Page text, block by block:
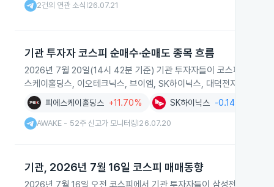
2건의 연관 소식 26.07.21
기관 투자자 코스피 순매수·순매도 종목 흐름
2026년 7월 20일(14시 42분 기준) 기관 투자자들이 코스피에서 네
스케이홀딩스, 이오테크닉스, 브이엠, SK하이닉스, 대덕전자는 순매
피에스케이홀딩스 +11.70% SK하이닉스 -0.14%
AWAKE - 52주 신고가 모니터링 26.07.20
기관, 2026년 7월 16일 코스피 매매동향
2026년 7월 16일 오전 코스피에서 기관 투자자들이 삼성전자와 SK